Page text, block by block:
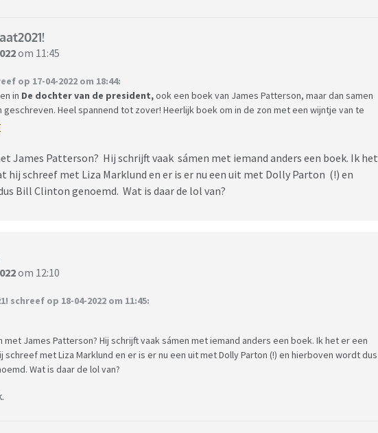
om 11:45
op 17-04-2022 om 18:44:
in De dochter van de president,ook een boek van James Patterson, maar dan samen
geschreven. Heel spannend tot zover! Heerlijk boek om in de zon met een wijntje van te
James Patterson? Hij schrijft vaak sámen met iemand anders een boek. Ik het
hij schreef met Liza Marklund en er is er nu een uit met Dolly Parton (!) en
Bill Clinton genoemd. Wat is daar de lol van?
om 12:10
schreef op 18-04-2022 om 11:45:
met James Patterson? Hij schrijft vaak sámen met iemand anders een boek. Ik het er een
schreef met Liza Marklund en er is er nu een uit met Dolly Parton (!) en hierboven wordt dus
Wat is daar de lol van?